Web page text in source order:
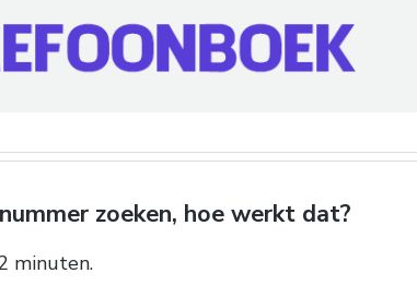
zoeken, hoe werkt dat?
minuten.